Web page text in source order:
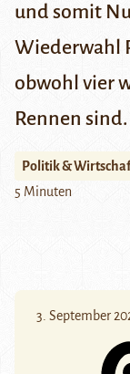
und somit
Wiederwahl
obwohl vier
Rennen sind.
Politik &
5 Minuten
3. September